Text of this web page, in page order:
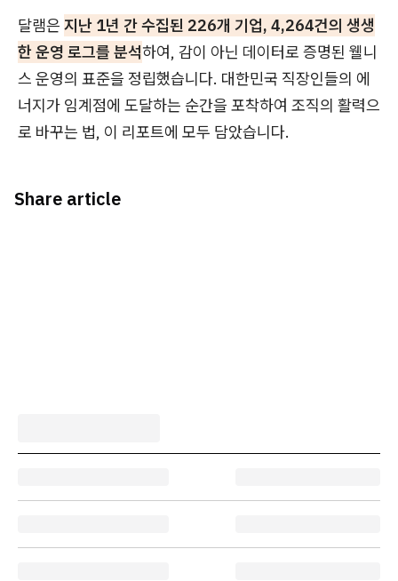
달램은 지난 1년 간 수집된 226개 기업, 4,264건의 생생
한 운영 로그를 분석하여, 감이 아닌 데이터로 증명된 웰니
스 운영의 표준을 정립했습니다. 대한민국 직장인들의 에
너지가 임계점에 도달하는 순간을 포착하여 조직의 활력으
로 바꾸는 법, 이 리포트에 모두 담았습니다.
Share article